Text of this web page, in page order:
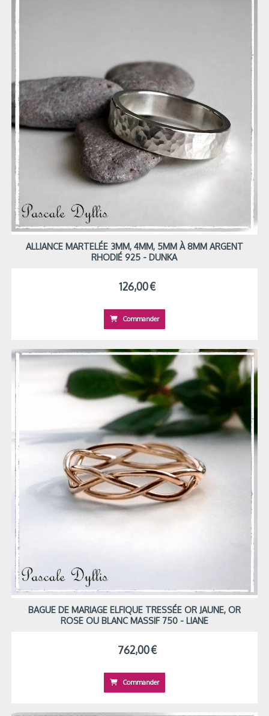
ALLIANCE MARTELÉE 3MM, 4MM, 5MM À 8MM ARGENT
RHODIÉ 925 - DUNKA
126,00€
Commander
BAGUE DE MARIAGE ELFIQUE TRESSÉE OR JAUNE, OR
ROSE OU BLANC MASSIF 750 - LIANE
762,00€
Commander